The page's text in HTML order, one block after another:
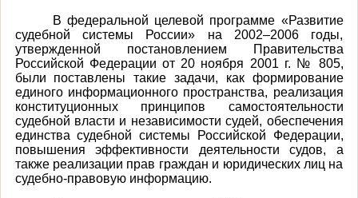
В федеральной целевой программе «Развитие
судебной системы России» на 2002–2006 годы,
утвержденной постановлением Правительства
Российской Федерации от 20 ноября 2001 г. № 805,
были поставлены такие задачи, как формирование
единого информационного пространства, реализация
конституционных принципов самостоятельности
судебной власти и независимости судей, обеспечения
единства судебной системы Российской Федерации,
повышения эффективности деятельности судов, а
также реализации прав граждан и юридических лиц на
судебно-правовую информацию.